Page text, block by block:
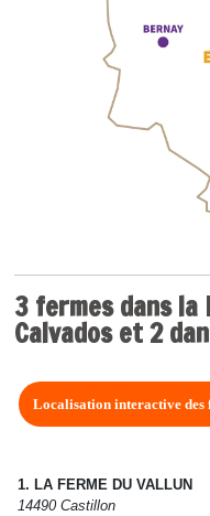
3 fermes dans la
Calvados et 2
Localisation interactive des
1. LA FERME DU VALLUN
14490 Castillon